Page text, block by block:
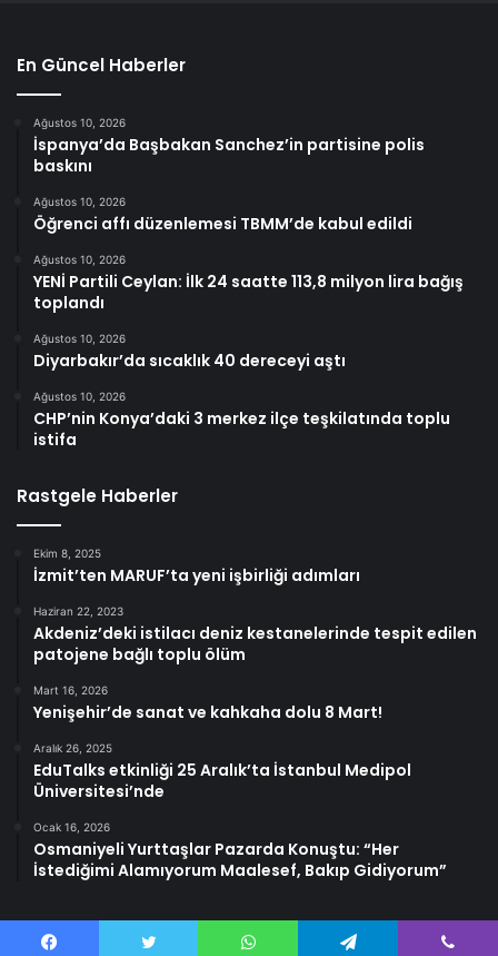
En Güncel Haberler
Ağustos 10, 2026
İspanya’da Başbakan Sanchez’in partisine polis
baskını
Ağustos 10, 2026
Öğrenci affı düzenlemesi TBMM’de kabul edildi
Ağustos 10, 2026
YENİ Partili Ceylan: İlk 24 saatte 113,8 milyon lira bağış
toplandı
Ağustos 10, 2026
Diyarbakır’da sıcaklık 40 dereceyi aştı
Ağustos 10, 2026
CHP’nin Konya’daki 3 merkez ilçe teşkilatında toplu
istifa
Rastgele Haberler
Ekim 8, 2025
İzmit’ten MARUF’ta yeni işbirliği adımları
Haziran 22, 2023
Akdeniz’deki istilacı deniz kestanelerinde tespit edilen
patojene bağlı toplu ölüm
Mart 16, 2026
Yenişehir’de sanat ve kahkaha dolu 8 Mart!
Aralık 26, 2025
EduTalks etkinliği 25 Aralık’ta İstanbul Medipol
Üniversitesi’nde
Ocak 16, 2026
Osmaniyeli Yurttaşlar Pazarda Konuştu: “Her
İstediğimi Alamıyorum Maalesef, Bakıp Gidiyorum”